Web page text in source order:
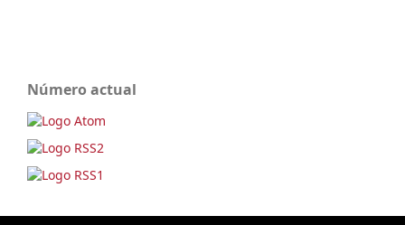
Número actual